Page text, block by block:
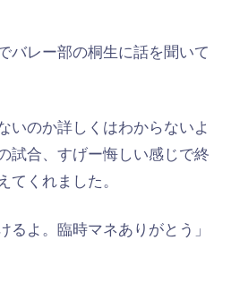
バレー部の桐生に話を聞いて
いのか詳しくはわからないよ
試合、すげー悔しい感じで終
てくれました。
るよ。臨時マネありがとう」